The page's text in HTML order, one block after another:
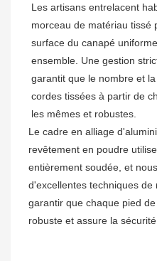
Les artisans entrelacent
morceau de matériau tissé
surface du canapé
ensemble. Une gestion
garantit que le nombre et
cordes tissées à partir de
les mêmes et robustes.
Le cadre en alliage
revêtement en poudre
entièrement soudée, et
d'excellentes techniques de
garantir que chaque pied
robuste et assure la